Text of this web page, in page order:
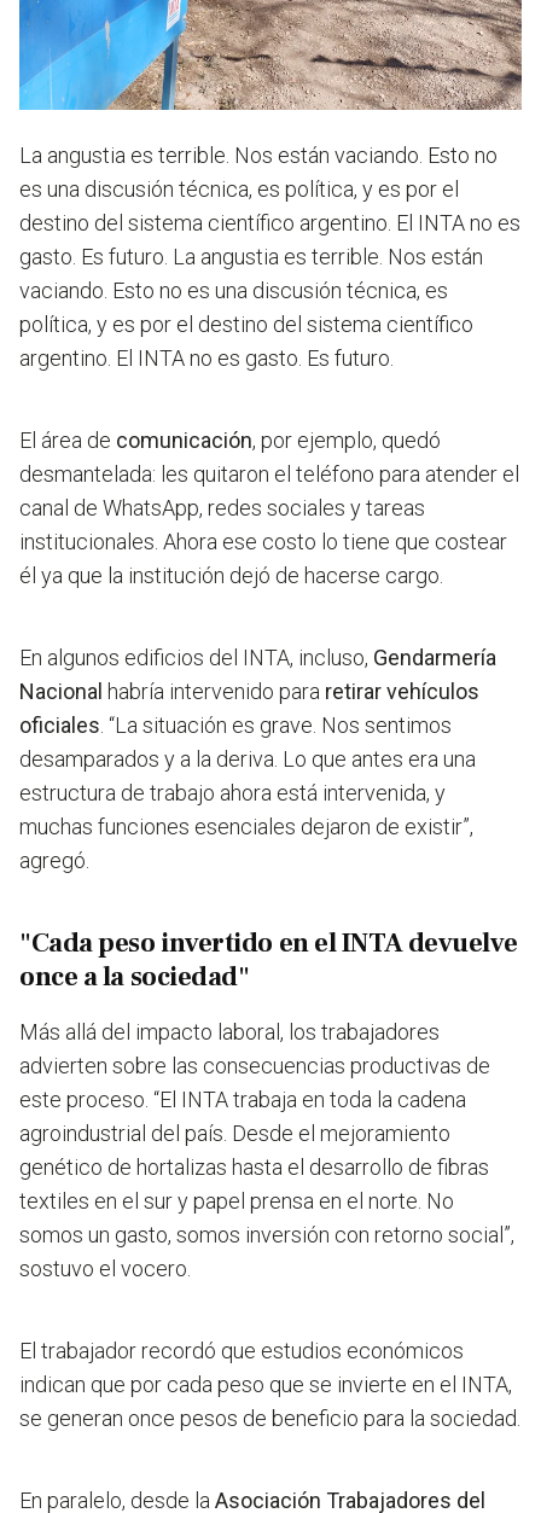
La angustia es terrible. Nos están vaciando. Esto no
es una discusión técnica, es política, y es por el
destino del sistema científico argentino. El INTA no es
gasto. Es futuro. La angustia es terrible. Nos están
vaciando. Esto no es una discusión técnica, es
política, y es por el destino del sistema científico
argentino. El INTA no es gasto. Es futuro.
El área de comunicación, por ejemplo, quedó
desmantelada: les quitaron el teléfono para atender el
canal de WhatsApp, redes sociales y tareas
institucionales. Ahora ese costo lo tiene que costear
él ya que la institución dejó de hacerse cargo.
En algunos edificios del INTA, incluso, Gendarmería
Nacional habría intervenido para retirar vehículos
oficiales . “La situación es grave. Nos sentimos
desamparados y a la deriva. Lo que antes era una
estructura de trabajo ahora está intervenida, y
muchas funciones esenciales dejaron de existir”,
agregó.
"Cada peso invertido en el INTA devuelve
once a la sociedad"
Más allá del impacto laboral, los trabajadores
advierten sobre las consecuencias productivas de
este proceso. “El INTA trabaja en toda la cadena
agroindustrial del país. Desde el mejoramiento
genético de hortalizas hasta el desarrollo de fibras
textiles en el sur y papel prensa en el norte. No
somos un gasto, somos inversión con retorno social”,
sostuvo el vocero.
El trabajador recordó que estudios económicos
indican que por cada peso que se invierte en el INTA,
se generan once pesos de beneficio para la sociedad.
En paralelo, desde la Asociación Trabajadores del